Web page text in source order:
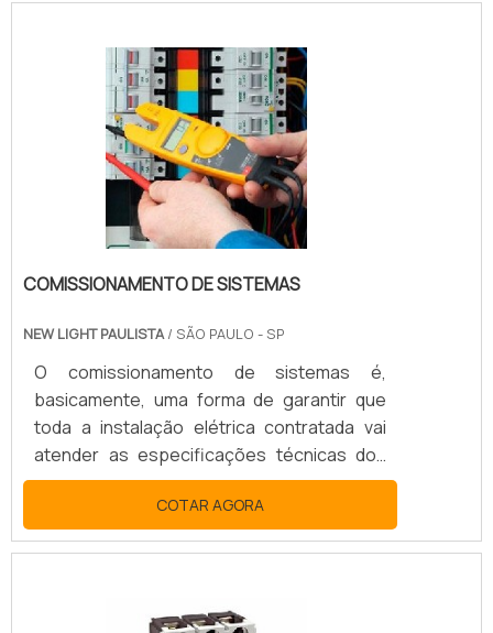
obter uma máquina específica para um
trabalho. Na maioria das vezes, ele não
existe em território nacional. Neste caso, a
manutenção oferece ótima relação de
custo-benefício independente do
segmento. Este equipamento é .
COMISSIONAMENTO DE SISTEMAS
NEW LIGHT PAULISTA/ SÃO PAULO - SP
O comissionamento de sistemas é,
basicamente, uma forma de garantir que
toda a instalação elétrica contratada vai
atender as especificações técnicas dos
projetos e memoriais, preservando a
integridade dos usuários e equipamentos a
serem conectados a estas instalações na
APLICAÇÕESO processo pode ser aplicado
COTAR AGORA